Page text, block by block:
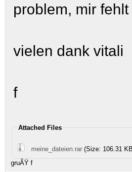
problem, mir
vielen dank vitali
f
Attached Files
meine_dateien.rar(Size: 106.31
gruÃŸ f